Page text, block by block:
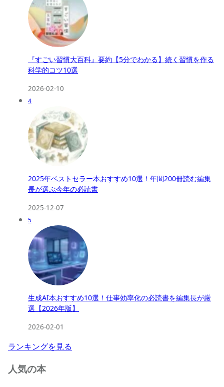
『すごい習慣大百科』要約【5分でわかる】続く習慣を作る
科学的コツ10選
2026-02-10
4
2025年ベストセラー本おすすめ10選！年間200冊読む編集
長が選ぶ今年の必読書
2025-12-07
5
生成AI本おすすめ10選！仕事効率化の必読書を編集長が厳
選【2026年版】
2026-02-01
ランキングを見る
人気の本